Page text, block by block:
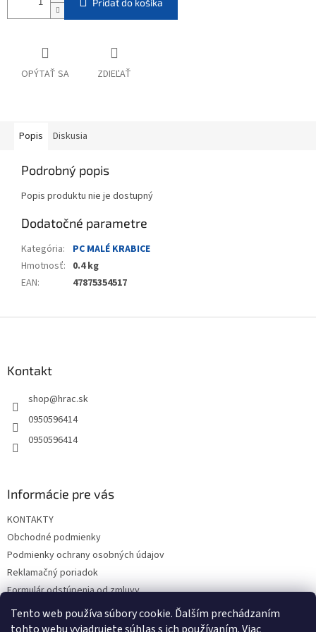
Tento web používa súbory cookie. Ďalším prechádzaním
Pridať do košíka
OPÝTAŤ SA ZDIEĽAŤ
Popis Diskusia
Podrobný popis
Popis produktu nie je dostupný
Dodatočné parametre
Kategória:
PC MALÉ KRABICE
Hmotnosť: 0.4 kg
EAN: 47875354517
Kontakt
shop@hrac.sk
0950596414
0950596414
Informácie pre vás
KONTAKTY
Obchodné podmienky
Podmienky ochrany osobných údajov
Reklamačný poriadok
Formulár odstúpenia od zmluvy
Reklamačný formulár